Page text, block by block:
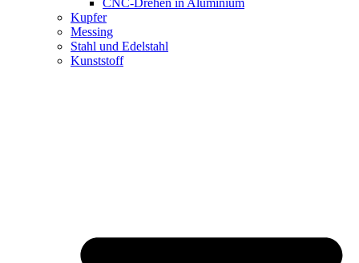
CNC-Drehen in Aluminium
Kupfer
Messing
Stahl und Edelstahl
Kunststoff